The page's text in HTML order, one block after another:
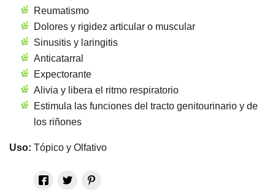
Reumatismo
Dolores y rigidez articular o muscular
Sinusitis y laringitis
Anticatarral
Expectorante
Alivia y libera el ritmo respiratorio
Estimula las funciones del tracto genitourinario y de
los riñones
Uso: Tópico y Olfativo